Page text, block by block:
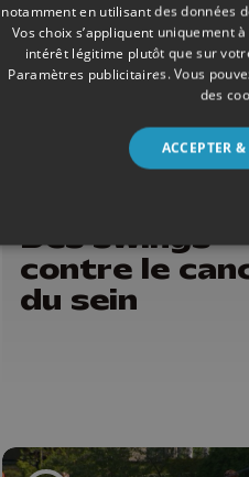
Des swings
contre le
du sein
notamment en utilisant des données
Vos choix s’appliquent uniquement
intérêt légitime plutôt que sur
Paramètres publicitaires. Vous
des
ACCEPTER